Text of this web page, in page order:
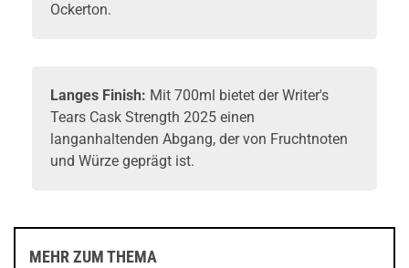
Ockerton.
Langes Finish: Mit 700ml bietet der Writer's
Tears Cask Strength 2025 einen
langanhaltenden Abgang, der von Fruchtnoten
und Würze geprägt ist.
MEHR ZUM THEMA